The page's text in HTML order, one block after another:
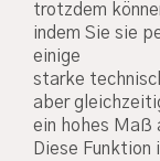
trotzdem
indem Sie sie
einige
starke
aber
ein hohes Maß
Diese